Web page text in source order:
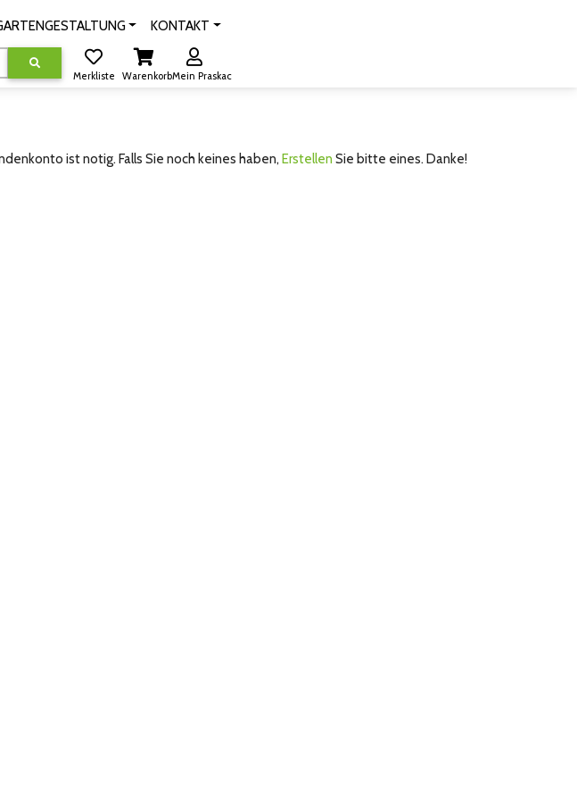
KONTAKT
Merkliste WarenkorbMein Praskac
ist notig. Falls Sie noch keines haben, Erstellen Sie bitte eines. Danke!